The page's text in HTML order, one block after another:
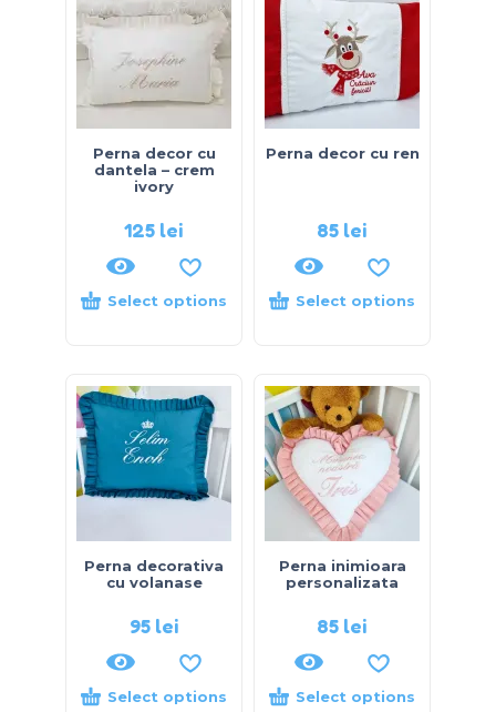
Perna decor cu
dantela – crem
ivory
125 lei
Select options
Perna decor cu ren
85 lei
Select options
Perna decorativa
cu volanase
95 lei
Select options
Perna inimioara
personalizata
85 lei
Select options